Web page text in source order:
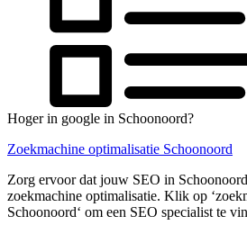
Hoger in google in Schoonoord?
Zoekmachine optimalisatie Schoonoord
Zorg ervoor dat jouw SEO in
zoekmachine optimalisatie. Klik op
Schoonoord‘ om een SEO specialist te